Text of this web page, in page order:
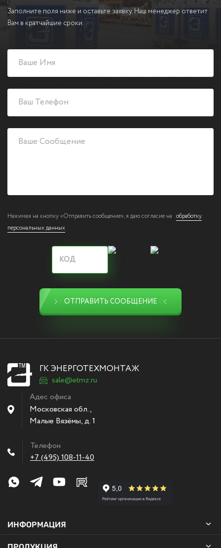
Заполните поля ниже и оставьте заявку. Наш менеджер ответит
Вам в кратчайшие сроки.
Нажимая на кнопку «Отправить сообщение», я даю согласие на обработку
персональных данных
ОТПРАВИТЬ СООБЩЕНИЕ
ГК ЭНЕРГОТЕХМОНТАЖ
sale@etmz.ru
Адес офиса
Московская обл.,
Малые Вязёмы,д. 1
Телефон
+7 (495) 108-11-40
ИНФОРМАЦИЯ